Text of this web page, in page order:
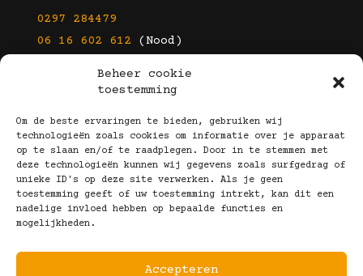
Beheer cookie
toestemming
Om de beste ervaringen te bieden, gebruiken wij
technologieën zoals cookies om informatie over je apparaat
op te slaan en/of te raadplegen. Door in te stemmen met
deze technologieën kunnen wij gegevens zoals surfgedrag of
unieke ID's op deze site verwerken. Als je geen
toestemming geeft of uw toestemming intrekt, kan dit een
nadelige invloed hebben op bepaalde functies en
mogelijkheden.
Accepteren
0297 284479
06 16 602 612 (Nood)
info@kootbrillen.nl
Volg Ons!